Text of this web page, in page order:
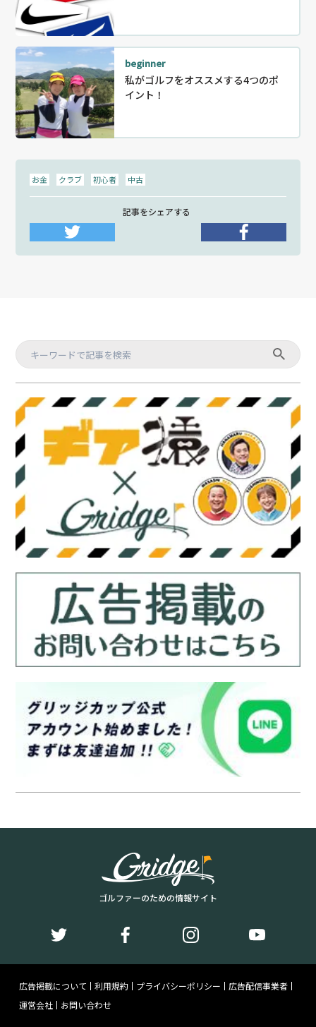
beginner
私がゴルフをオススメする4つのポ
イント！
お金 クラブ 初心者 中古
記事をシェアする
ゴルファーのための情報サイト
広告掲載について 利用規約 プライバシーポリシー
広告配信事業者
運営会社
お問い合わせ